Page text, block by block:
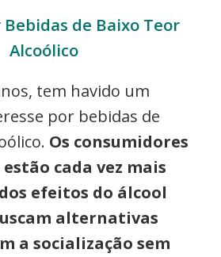
Bebidas de Baixo Teor
Alcoólico
tem havido um
por bebidas de
Os consumidores
cada vez mais
efeitos do álcool
alternativas
a socialização sem